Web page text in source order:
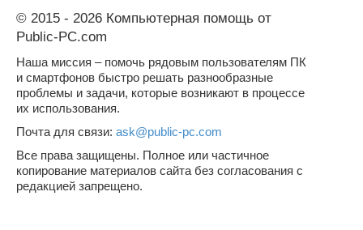
© 2015 - 2026 Компьютерная помощь от
Public-PC.com
Наша миссия – помочь рядовым пользователям ПК
и смартфонов быстро решать разнообразные
проблемы и задачи, которые возникают в процессе
их использования.
Почта для связи: ask@public-pc.com
Все права защищены. Полное или частичное
копирование материалов сайта без согласования с
редакцией запрещено.